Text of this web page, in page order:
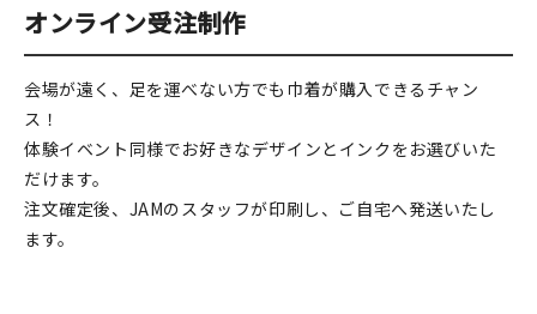
オンライン受注制作
会場が遠く、足を運べない方でも巾着が購入できるチャン
ス！
体験イベント同様でお好きなデザインとインクをお選びいた
だけます。
注文確定後、JAMのスタッフが印刷し、ご自宅へ発送いたし
ます。